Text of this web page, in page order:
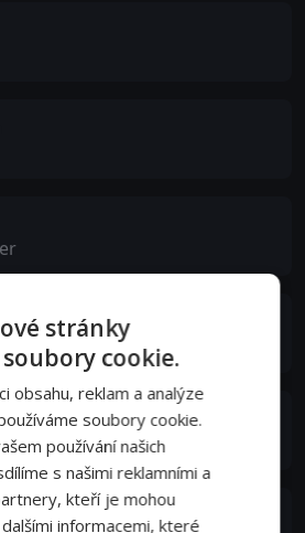
stránky
cookie.
obsahu, reklam a analýze
soubory cookie.
používání našich
s našimi reklamními a
kteří je mohou
informacemi, které